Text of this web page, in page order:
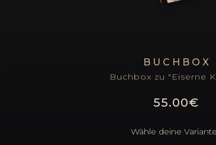
BUCHBOX
Buchbox zu "Eiserne
55.00€